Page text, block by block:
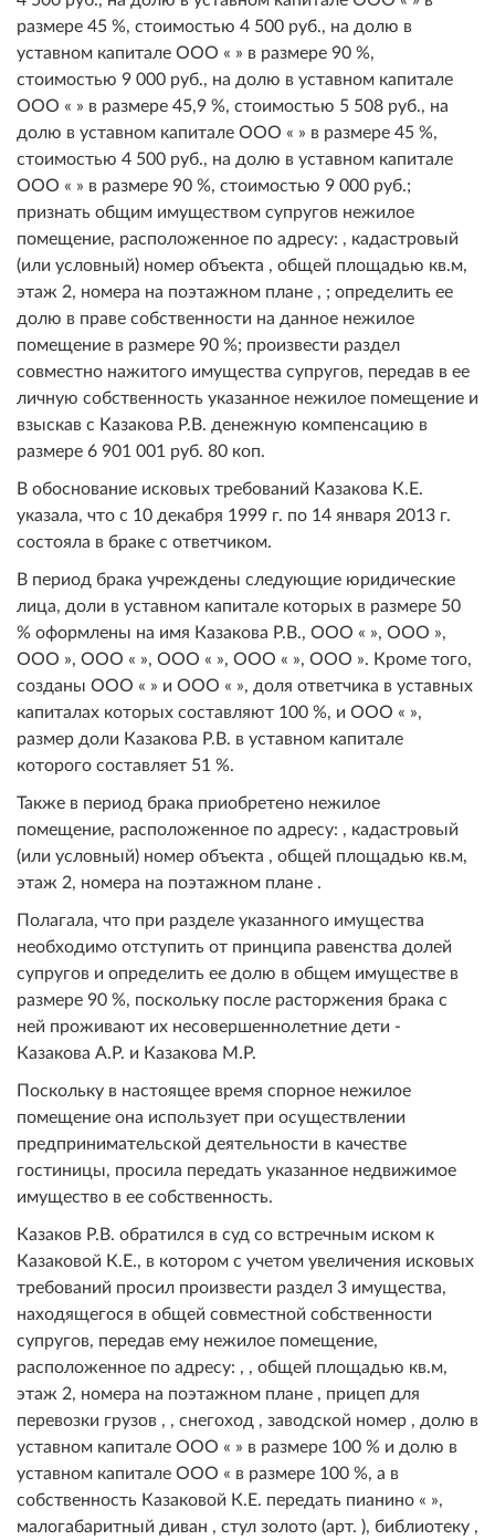
размере 45 %, стоимостью 4 500 руб., на долю в
уставном капитале ООО « » в размере 90 %,
стоимостью 9 000 руб., на долю в уставном капитале
ООО « » в размере 45,9 %, стоимостью 5 508 руб., на
долю в уставном капитале ООО « » в размере 45 %,
стоимостью 4 500 руб., на долю в уставном капитале
ООО « » в размере 90 %, стоимостью 9 000 руб.;
признать общим имуществом супругов нежилое
помещение, расположенное по адресу: , кадастровый
(или условный) номер объекта , общей площадью кв.м,
этаж 2, номера на поэтажном плане , ; определить ее
долю в праве собственности на данное нежилое
помещение в размере 90 %; произвести раздел
совместно нажитого имущества супругов, передав в ее
личную собственность указанное нежилое помещение и
взыскав с Казакова Р.В. денежную компенсацию в
размере 6 901 001 руб. 80 коп.
В обоснование исковых требований Казакова К.Е.
указала, что с 10 декабря 1999 г. по 14 января 2013 г.
состояла в браке с ответчиком.
В период брака учреждены следующие юридические
лица, доли в уставном капитале которых в размере 50
% оформлены на имя Казакова Р.В., ООО « », ООО »,
ООО », ООО « », ООО « », ООО « », ООО ». Кроме того,
созданы ООО « » и ООО « », доля ответчика в уставных
капиталах которых составляют 100 %, и ООО « »,
размер доли Казакова Р.В. в уставном капитале
которого составляет 51 %.
Также в период брака приобретено нежилое
помещение, расположенное по адресу: , кадастровый
(или условный) номер объекта , общей площадью кв.м,
этаж 2, номера на поэтажном плане .
Полагала, что при разделе указанного имущества
необходимо отступить от принципа равенства долей
супругов и определить ее долю в общем имуществе в
размере 90 %, поскольку после расторжения брака с
ней проживают их несовершеннолетние дети -
Казакова А.Р. и Казакова М.Р.
Поскольку в настоящее время спорное нежилое
помещение она использует при осуществлении
предпринимательской деятельности в качестве
гостиницы, просила передать указанное недвижимое
имущество в ее собственность.
Казаков Р.В. обратился в суд со встречным иском к
Казаковой К.Е., в котором с учетом увеличения исковых
требований просил произвести раздел 3 имущества,
находящегося в общей совместной собственности
супругов, передав ему нежилое помещение,
расположенное по адресу: , , общей площадью кв.м,
этаж 2, номера на поэтажном плане , прицеп для
перевозки грузов , , снегоход , заводской номер , долю в
уставном капитале ООО « » в размере 100 % и долю в
уставном капитале ООО « в размере 100 %, а в
собственность Казаковой К.Е. передать пианино « »,
малогабаритный диван , стул золото (арт. ), библиотеку ,